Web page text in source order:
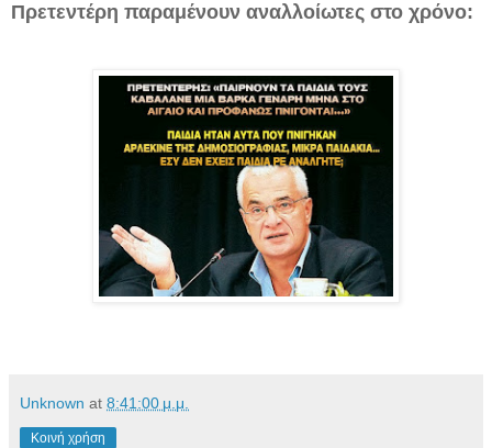
Πρετεντέρη παραμένουν αναλλοίωτες στο χρόνο:
Unknown at 8:41:00 μ.μ.
Κοινή χρήση